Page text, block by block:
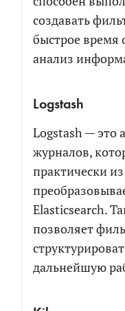
создавать
быстрое время
анализ
Logstash
Logstash — это
журналов,
практически
Elasticsearch.
позволяет
дальнейшую